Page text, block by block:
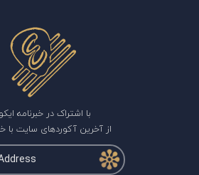
با اشتراک در خبرنامه
از آخرین آکوردهای سایت با